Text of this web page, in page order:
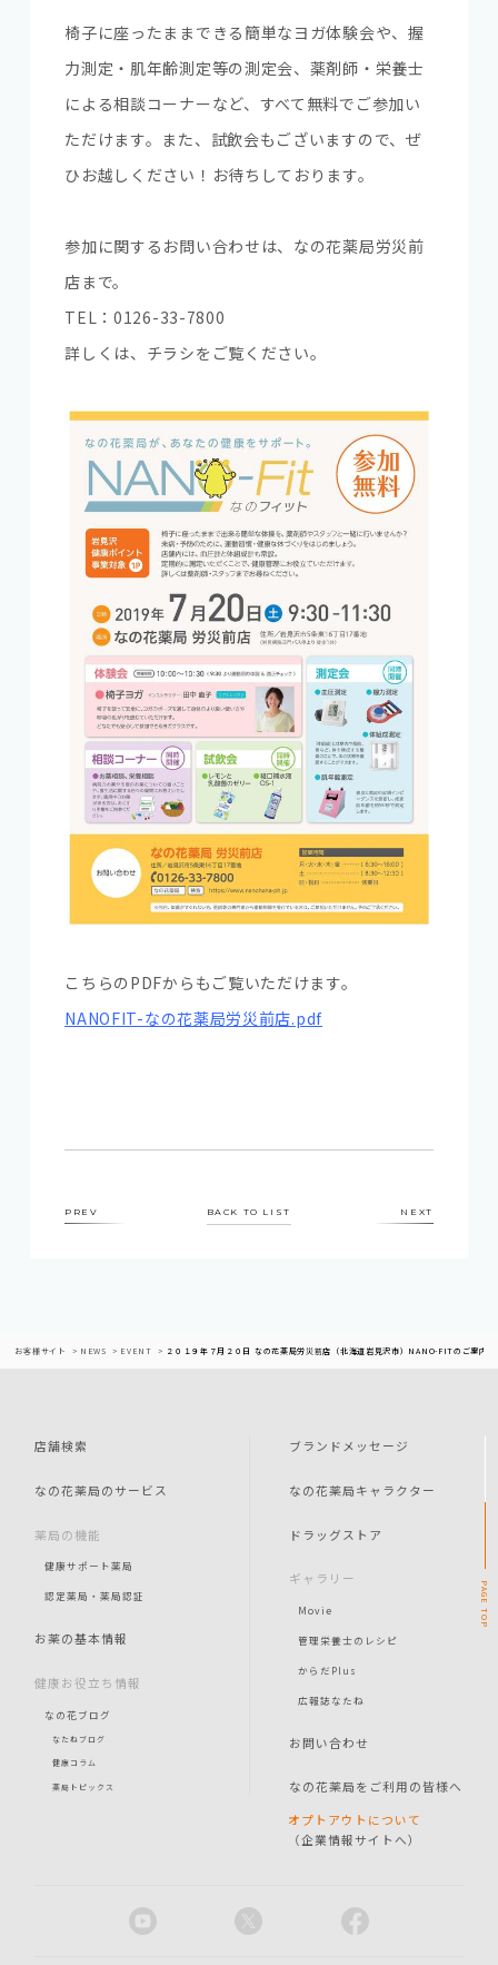
椅子に座ったままできる簡単なヨガ体験会や、握
力測定・肌年齢測定等の測定会、薬剤師・栄養士
による相談コーナーなど、すべて無料でご参加い
ただけます。また、試飲会もございますので、ぜ
ひお越しください！お待ちしております。
参加に関するお問い合わせは、なの花薬局労災前
店まで。
TEL：0126-33-7800
詳しくは、チラシをご覧ください。
こちらのPDFからもご覧いただけます。
NANOFIT-なの花薬局労災前店.pdf
PREV BACK TO LIST NEXT
お客様サイト NEWS EVENT ２０１９年７月２０日 なの花薬局労災前店（北海道岩見沢市）NANO-FITのご案内
店舗検索
なの花薬局のサービス
薬局の機能
健康サポート薬局
認定薬局・薬局認証
お薬の基本情報
健康お役立ち情報
なの花ブログ
なたねブログ
健康コラム
薬局トピックス
ブランドメッセージ
なの花薬局キャラクター
ドラッグストア
ギャラリー
Movie
管理栄養士のレシピ
からだPlus
広報誌なたね
お問い合わせ
なの花薬局をご利用の皆様へ
オプトアウトについて
（企業情報サイトへ）
PAGE
TOP